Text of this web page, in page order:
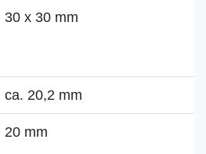
30 x 30 mm
ca. 20,2 mm
20 mm